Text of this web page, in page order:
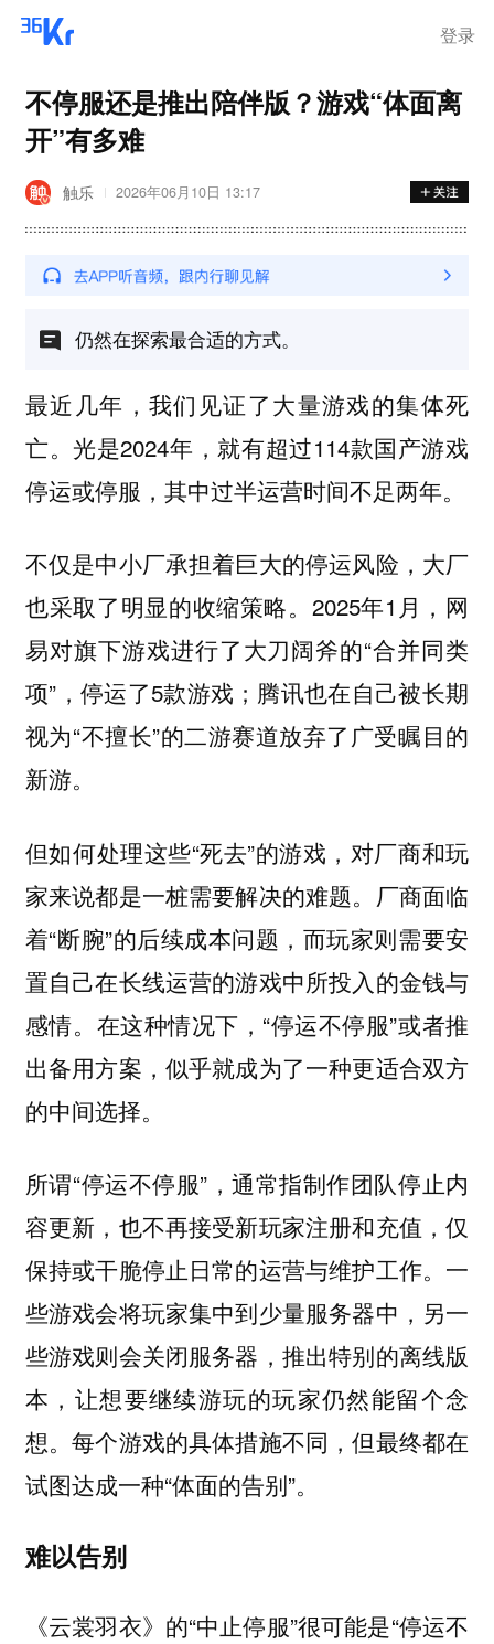
登录
不停服还是推出陪伴版？游戏“体面离
开”有多难
触乐 2026年06月10日 13:17
仍然在探索最合适的方式。
最近几年，我们见证了大量游戏的集体死
亡。光是2024年，就有超过114款国产游戏
停运或停服，其中过半运营时间不足两年。
不仅是中小厂承担着巨大的停运风险，大厂
也采取了明显的收缩策略。2025年1月，网
易对旗下游戏进行了大刀阔斧的“合并同类
项”，停运了5款游戏；腾讯也在自己被长期
视为“不擅长”的二游赛道放弃了广受瞩目的
新游。
但如何处理这些“死去”的游戏，对厂商和玩
家来说都是一桩需要解决的难题。厂商面临
着“断腕”的后续成本问题，而玩家则需要安
置自己在长线运营的游戏中所投入的金钱与
感情。在这种情况下，“停运不停服”或者推
出备用方案，似乎就成为了一种更适合双方
的中间选择。
所谓“停运不停服”，通常指制作团队停止内
容更新，也不再接受新玩家注册和充值，仅
保持或干脆停止日常的运营与维护工作。一
些游戏会将玩家集中到少量服务器中，另一
些游戏则会关闭服务器，推出特别的离线版
本，让想要继续游玩的玩家仍然能留个念
想。每个游戏的具体措施不同，但最终都在
试图达成一种“体面的告别”。
难以告别
《云裳羽衣》的“中止停服”很可能是“停运不